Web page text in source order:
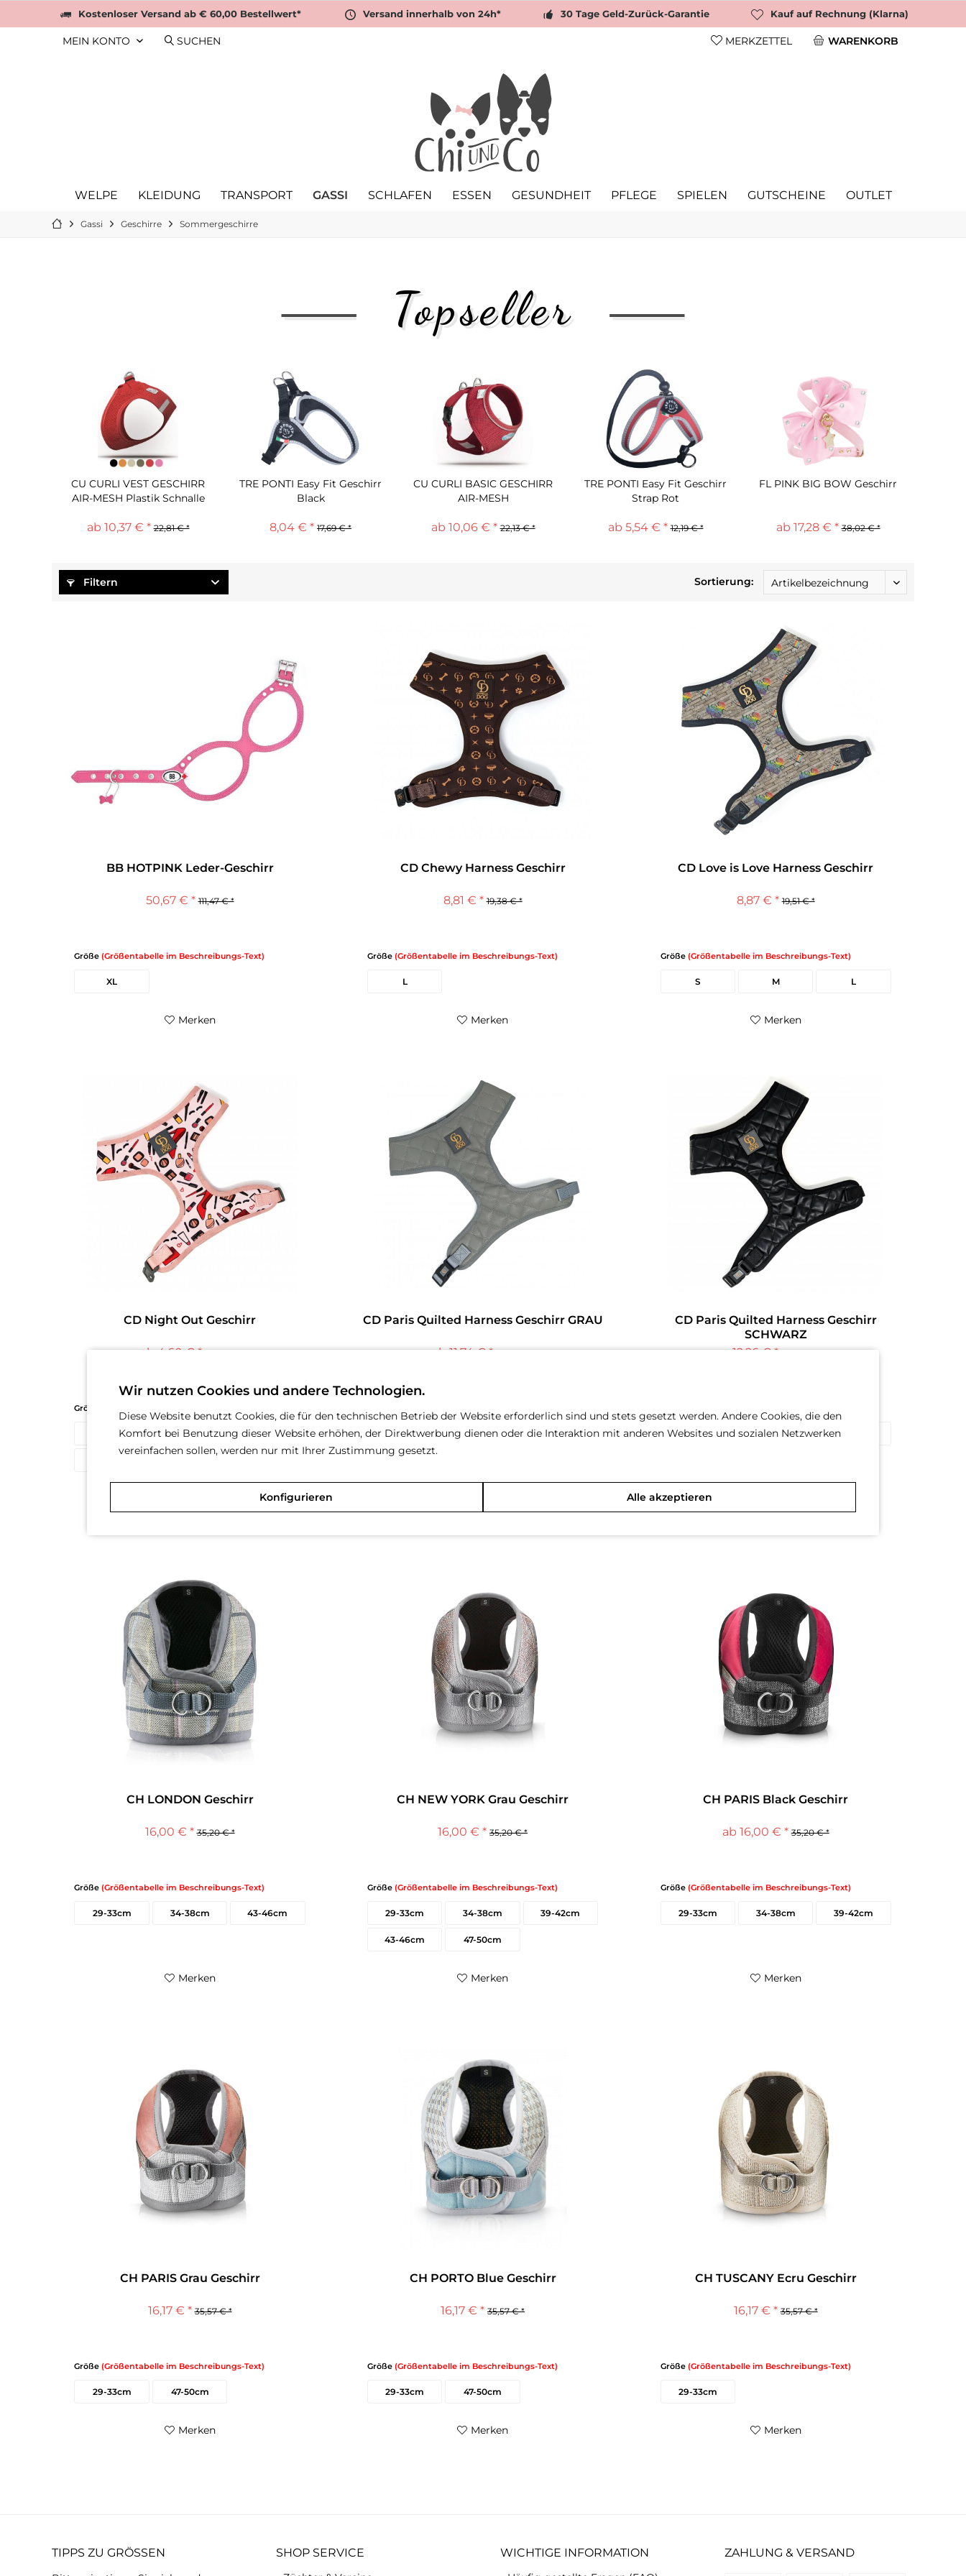
Kostenloser Versand ab € 60,00 Bestellwert* Versand innerhalb von 24h* 30 Tage Geld-Zurück-Garantie Kauf auf Rechnung (Klarna)
WARENKORB
MERKZETTEL
MEIN KONTO SUCHEN
WELPE KLEIDUNG TRANSPORT GASSI SCHLAFEN ESSEN GESUNDHEIT PFLEGE SPIELEN GUTSCHEINE OUTLET
Gassi Geschirre Sommergeschirre
Topseller
CU CURLI VEST GESCHIRR
AIR-MESH Plastik Schnalle
ab 10,37 € * 22,81 € *
TRE PONTI Easy Fit Geschirr
Black
8,04 € * 17,69 € *
CU CURLI BASIC GESCHIRR
AIR-MESH
ab 10,06 € * 22,13 € *
TRE PONTI Easy Fit Geschirr
Strap Rot
ab 5,54 € * 12,19 € *
FL PINK BIG BOW Geschirr
ab 17,28 € * 38,02 € *
Filtern Sortierung:
BB HOTPINK Leder-Geschirr
50,67 € * 111,47 € *
Größe (Größentabelle im Beschreibungs-Text)
XL
Merken
CD Chewy Harness Geschirr
8,81 € * 19,38 € *
Größe (Größentabelle im Beschreibungs-Text)
L
Merken
CD Love is Love Harness Geschirr
8,87 € * 19,51 € *
Größe (Größentabelle im Beschreibungs-Text)
S M L
Merken
CD Night Out Geschirr
ab 4,60 € * 10,10 € *
Größe
M L
CD Paris Quilted Harness Geschirr GRAU
ab 11,74 € * 25,83 € *
S L XL
CD Paris Quilted Harness Geschirr
SCHWARZ
12,26 € * 26,97 € *
S M
CH LONDON Geschirr
16,00 € * 35,20 € *
Größe (Größentabelle im Beschreibungs-Text)
29-33cm 34-38cm 43-46cm
Merken
CH NEW YORK Grau Geschirr
16,00 € * 35,20 € *
Größe (Größentabelle im Beschreibungs-Text)
29-33cm 34-38cm 39-42cm
43-46cm 47-50cm
Merken
CH PARIS Black Geschirr
ab 16,00 € * 35,20 € *
Größe (Größentabelle im Beschreibungs-Text)
29-33cm 34-38cm 39-42cm
Merken
CH PARIS Grau Geschirr
16,17 € * 35,57 € *
Größe (Größentabelle im Beschreibungs-Text)
29-33cm 47-50cm
Merken
CH PORTO Blue Geschirr
16,17 € * 35,57 € *
Größe (Größentabelle im Beschreibungs-Text)
29-33cm 47-50cm
Merken
CH TUSCANY Ecru Geschirr
16,17 € * 35,57 € *
Größe (Größentabelle im Beschreibungs-Text)
29-33cm
Merken
TIPPS ZU GRÖSSEN SHOP SERVICE WICHTIGE INFORMATION ZAHLUNG & VERSAND
Wir nutzen Cookies und andere Technologien.
Diese Website benutzt Cookies, die für den technischen Betrieb der Website erforderlich sind und stets gesetzt werden. Andere Cookies, die den
Komfort bei Benutzung dieser Website erhöhen, der Direktwerbung dienen oder die Interaktion mit anderen Websites und sozialen Netzwerken
vereinfachen sollen, werden nur mit Ihrer Zustimmung gesetzt.
Alle akzeptieren
Konfigurieren